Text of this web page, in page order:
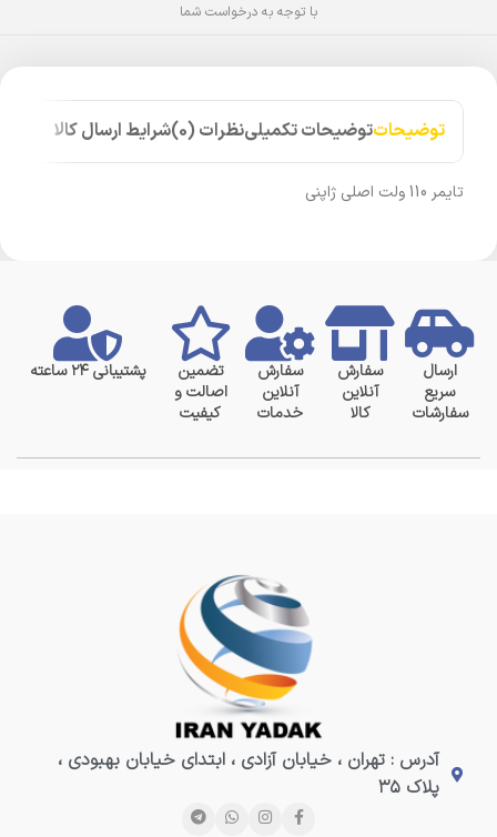
با توجه به درخواست شما
توضیحاتتوضیحات تکمیلینظرات (0) شرایط ارسال کالا
تایمر 110 ولت اصلی ژاپنی
ارسال
سریع
سفارشات
سفارش
آنلاین
کالا
سفارش
آنلاین
خدمات
تضمین
اصالت و
کیفیت
پشتیبانی ۲۴ ساعته
آدرس : تهران ، خیابان آزادی ، ابتدای خیابان بهبودی ،
پلاک ۳۵